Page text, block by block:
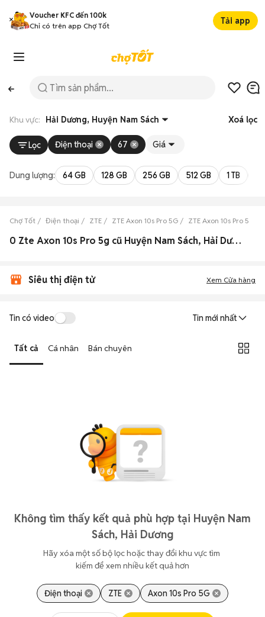
Voucher KFC đến 100k
Chỉ có trên app Chợ Tốt
Tải app
Khu vực: Hải Dương, Huyện Nam Sách Xoá lọc
Lọc Điện thoại 67 Giá
Dung lượng: 64 GB 128 GB 256 GB 512 GB 1 TB
Chợ Tốt Điện thoại ZTE ZTE Axon 10s Pro 5G ZTE Axon 10s Pro 5G
0 Zte Axon 10s Pro 5g cũ Huyện Nam Sách, Hải Dương đẹp
Siêu thị điện tử Xem Cửa hàng
Tin có video Tin mới nhất
Tất cả Cá nhân Bán chuyên
Không tìm thấy kết quả phù hợp tại Huyện Nam
Sách, Hải Dương
Hãy xóa một số bộ lọc hoặc thay đổi khu vực tìm
kiếm để xem nhiều kết quả hơn
Điện thoại ZTE Axon 10s Pro 5G